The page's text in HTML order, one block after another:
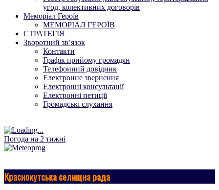
угод, колективних договорів
Меморіал Героїв
МЕМОРІАЛ ГЕРОЇВ
СТРАТЕГІЯ
Зворотний зв’язок
Контакти
Графік прийому громадян
Телефонний довідник
Електронне звернення
Електронні консультації
Електронні петиції
Громадські слухання
Погода на 2 тижні
Краснокутська селищна рада